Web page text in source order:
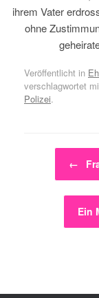
ihrem Vater
ohne
Veröffentlicht in
verschlagwortet
Polizei.
Beitragsnavigation
←
Ein